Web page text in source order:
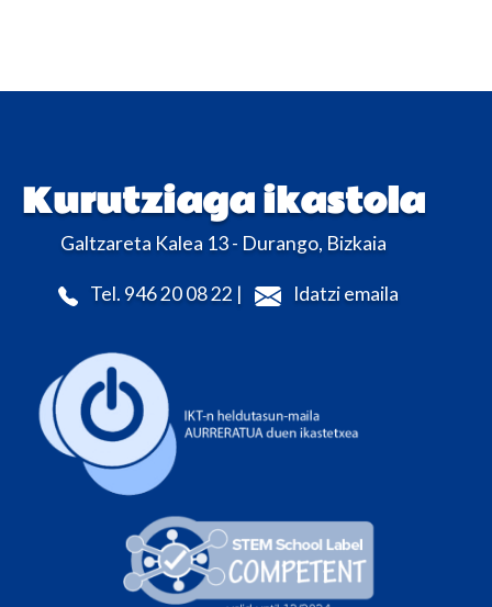
Kurutziaga ikastola
Galtzareta Kalea 13 - Durango, Bizkaia
Tel. 946 20 08 22 | Idatzi emaila